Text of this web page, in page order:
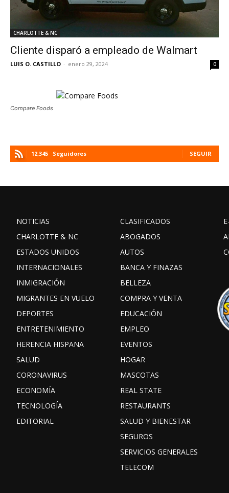
CHARLOTTE & NC
Cliente disparó a empleado de Walmart
LUIS O. CASTILLO - enero 29, 2024 0
Compare Foods
12,345 Seguidores SEGUIR
NOTICIAS
CHARLOTTE & NC
ESTADOS UNIDOS
INTERNACIONALES
INMIGRACIÓN
MIGRANTES EN VUELO
DEPORTES
ENTRETENIMIENTO
HERENCIA HISPANA
SALUD
CORONAVIRUS
ECONOMÍA
TECNOLOGÍA
EDITORIAL
CLASIFICADOS
ABOGADOS
AUTOS
BANCA Y FINAZAS
BELLEZA
COMPRA Y VENTA
EDUCACIÓN
EMPLEO
EVENTOS
HOGAR
MASCOTAS
REAL STATE
RESTAURANTS
SALUD Y BIENESTAR
SEGUROS
SERVICIOS GENERALES
TELECOM